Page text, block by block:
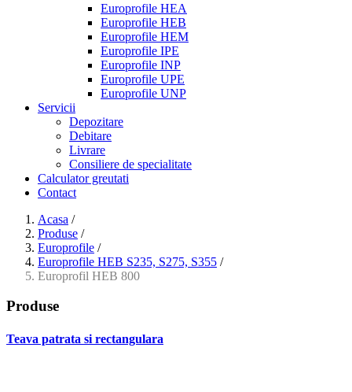
Europrofile HEA
Europrofile HEB
Europrofile HEM
Europrofile IPE
Europrofile INP
Europrofile UPE
Europrofile UNP
Servicii
Depozitare
Debitare
Livrare
Consiliere de specialitate
Calculator greutati
Contact
Acasa /
Produse /
Europrofile /
Europrofile HEB S235, S275, S355 /
Europrofil HEB 800
Produse
Teava patrata si rectangulara